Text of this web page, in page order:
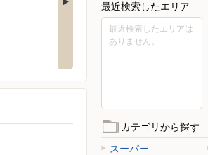
最近検索したエリア
最近検索したエリアは
ありません。
カテゴリから探す
スーパー